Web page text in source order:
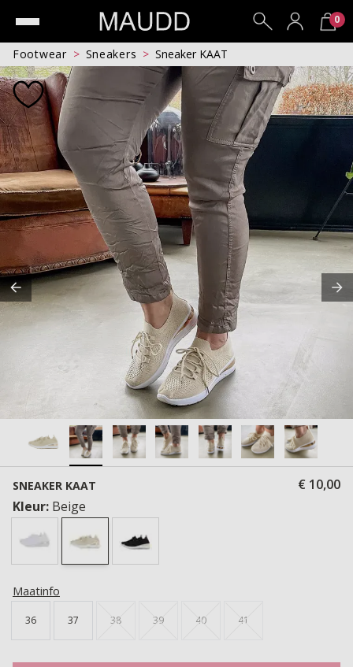
0
Footwear Sneakers Sneaker KAAT
SNEAKER KAAT
€ 10,00
Kleur: Beige
Maatinfo
36 37 38 39 40 41